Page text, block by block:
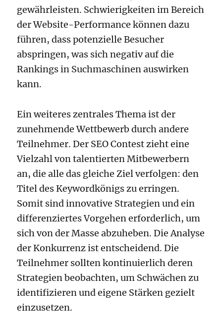
gewährleisten. Schwierigkeiten im Bereich
der Website-Performance können dazu
führen, dass potenzielle Besucher
abspringen, was sich negativ auf die
Rankings in Suchmaschinen auswirken
kann.
Ein weiteres zentrales Thema ist der
zunehmende Wettbewerb durch andere
Teilnehmer. Der SEO Contest zieht eine
Vielzahl von talentierten Mitbewerbern
an, die alle das gleiche Ziel verfolgen: den
Titel des Keywordkönigs zu erringen.
Somit sind innovative Strategien und ein
differenziertes Vorgehen erforderlich, um
sich von der Masse abzuheben. Die Analyse
der Konkurrenz ist entscheidend. Die
Teilnehmer sollten kontinuierlich deren
Strategien beobachten, um Schwächen zu
identifizieren und eigene Stärken gezielt
einzusetzen.